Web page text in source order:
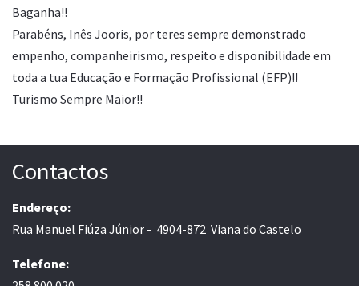
Baganha!!
Parabéns, Inês Jooris, por teres sempre demonstrado
empenho, companheirismo, respeito e disponibilidade em
toda a tua Educação e Formação Profissional (EFP)!!
Turismo Sempre Maior!!
Contactos
Endereço:
Rua Manuel Fiúza Júnior - 4904-872 Viana do Castelo
Telefone: